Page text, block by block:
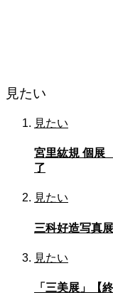
見たい
見たい
宮里紘規 個展
了
見たい
三科好造写真
見たい
「三美展」【終